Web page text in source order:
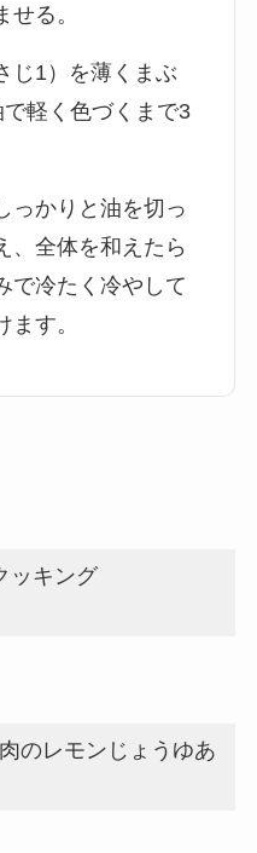
る。
じ1）を薄くまぶ
軽く色づくまで3
っかりと油を切っ
、全体を和えたら
で冷たく冷やして
す。
ッキング
のレモンじょうゆあ